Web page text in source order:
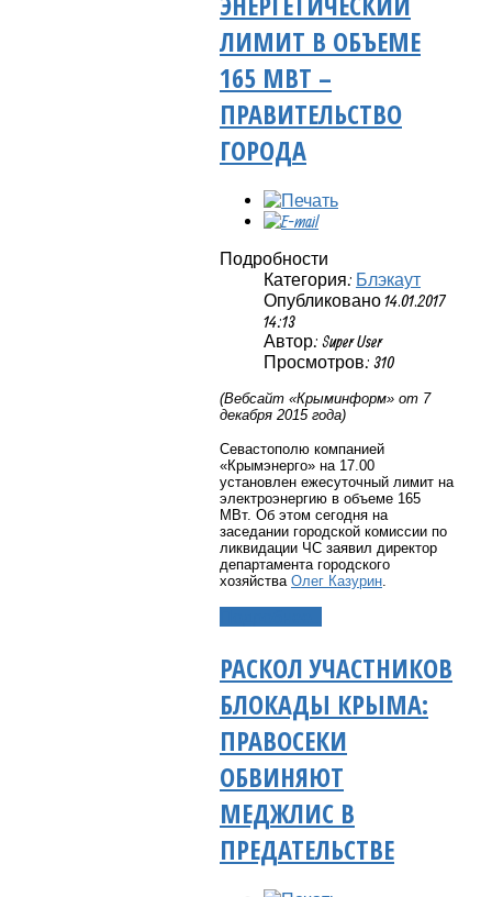
ЛИМИТ В ОБЪЕМЕ
165 МВТ –
ПРАВИТЕЛЬСТВО
ГОРОДА
Подробности
Категория: Блэкаут
Опубликовано 14.01.2017
14:13
Автор: Super User
Просмотров: 310
(Вебсайт «Крыминформ» от 7
декабря 2015 года)
Севастополю компанией
«Крымэнерго» на 17.00
установлен ежесуточный лимит на
электроэнергию в объеме 165
МВт. Об этом сегодня на
заседании городской комиссии по
ликвидации ЧС заявил директор
департамента городского
хозяйства Олег Казурин.
РАСКОЛ УЧАСТНИКОВ
БЛОКАДЫ КРЫМА:
ПРАВОСЕКИ
ОБВИНЯЮТ
МЕДЖЛИС В
ПРЕДАТЕЛЬСТВЕ